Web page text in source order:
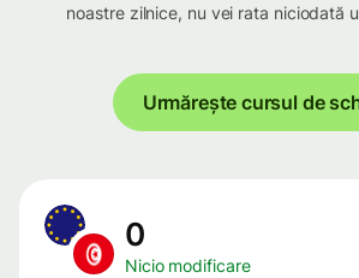
noastre zilnice, nu vei rata niciodată
Urmărește cursul de
0
Nicio modificare